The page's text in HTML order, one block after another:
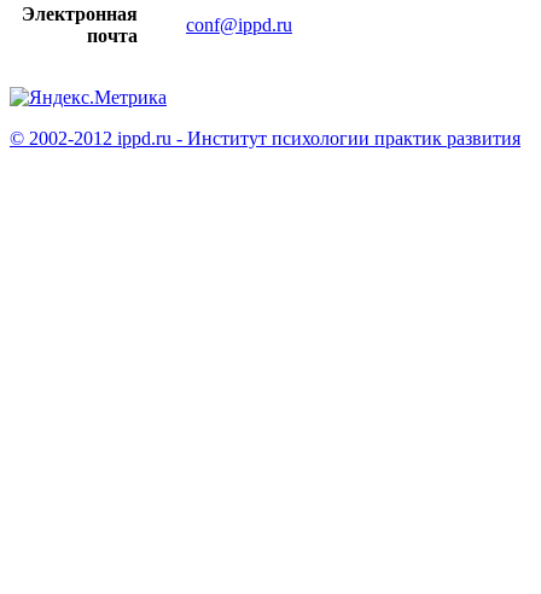
Электронная
почта
conf@ippd.ru
© 2002-2012 ippd.ru - Институт психологии практик развития